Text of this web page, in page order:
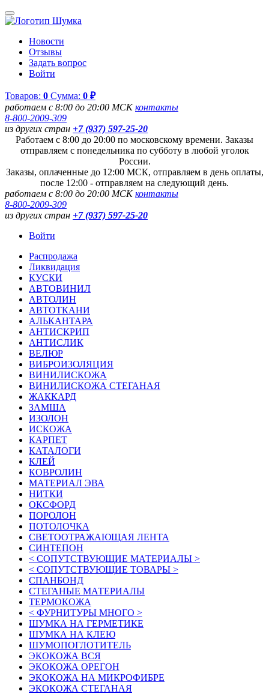
Новости
Отзывы
Задать вопрос
Войти
Товаров: 0 Сумма: 0 ₽
работаем с 8:00 до 20:00 МСКконтакты
8-800-2009-309
из других стран +7 (937) 597-25-20
Работаем с 8:00 до 20:00 по московскому времени. Заказы
отправляем с понедельника по субботу в любой уголок
России.
Заказы, оплаченные до 12:00 МСК, отправляем в день оплаты,
после 12:00 - отправляем на следующий день.
работаем с 8:00 до 20:00 МСКконтакты
8-800-2009-309
из других стран +7 (937) 597-25-20
Войти
Распродажа
Ликвидация
КУСКИ
АВТОВИНИЛ
АВТОЛИН
АВТОТКАНИ
АЛЬКАНТАРА
АНТИСКРИП
АНТИСЛИК
ВЕЛЮР
ВИБРОИЗОЛЯЦИЯ
ВИНИЛИСКОЖА
ВИНИЛИСКОЖА СТЕГАНАЯ
ЖАККАРД
ЗАМША
ИЗОЛОН
ИСКОЖА
КАРПЕТ
КАТАЛОГИ
КЛЕЙ
КОВРОЛИН
МАТЕРИАЛ ЭВА
НИТКИ
ОКСФОРД
ПОРОЛОН
ПОТОЛОЧКА
СВЕТООТРАЖАЮЩАЯ ЛЕНТА
СИНТЕПОН
< СОПУТСТВУЮЩИЕ МАТЕРИАЛЫ >
< СОПУТСТВУЮЩИЕ ТОВАРЫ >
СПАНБОНД
СТЕГАНЫЕ МАТЕРИАЛЫ
ТЕРМОКОЖА
< ФУРНИТУРЫ МНОГО >
ШУМКА НА ГЕРМЕТИКЕ
ШУМКА НА КЛЕЮ
ШУМОПОГЛОТИТЕЛЬ
ЭКОКОЖА ВСЯ
ЭКОКОЖА ОРЕГОН
ЭКОКОЖА НА МИКРОФИБРЕ
ЭКОКОЖА СТЕГАНАЯ